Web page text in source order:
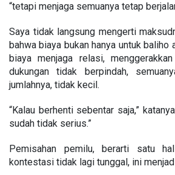
“tetapi menjaga semuanya tetap
Saya tidak langsung mengerti
bahwa biaya bukan hanya untuk baliho
biaya menjaga relasi,
dukungan tidak berpindah,
jumlahnya, tidak kecil.
“Kalau berhenti sebentar saja,”
sudah tidak serius.”
Pemisahan pemilu, berarti satu
kontestasi tidak lagi tunggal, ini